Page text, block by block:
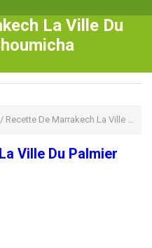
La Ville Du
/ Recette De Marrakech La Ville Du Palmier
Ville Du Palmier